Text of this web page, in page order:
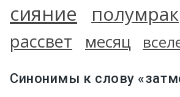
сияние полумрак
рассвет месяц
Синонимы к слову